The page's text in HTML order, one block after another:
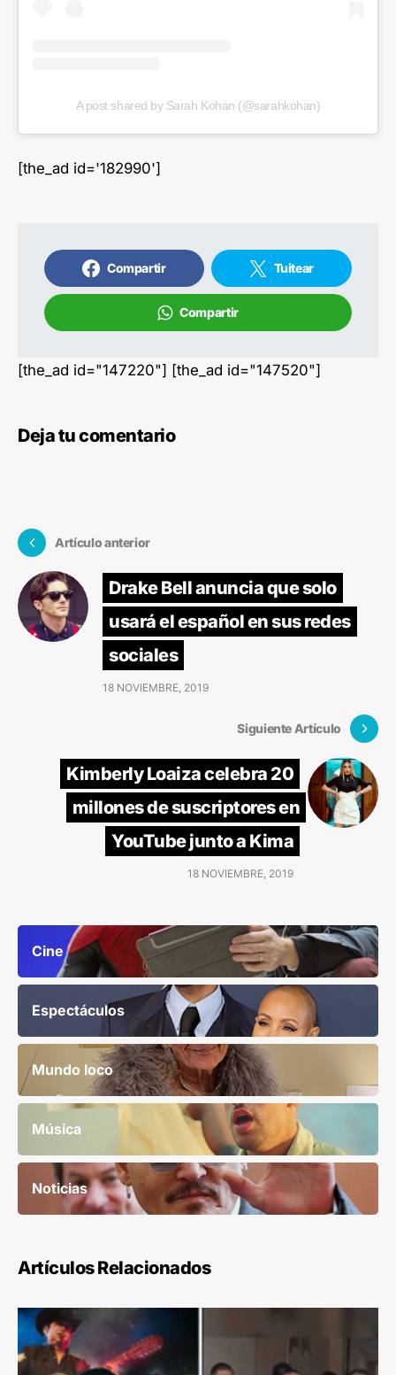
A post shared by Sarah Kohan (@sarahkohan)
[the_ad id='182990']
Compartir Tuitear
Compartir
[the_ad id="147220"] [the_ad id="147520"]
Deja tu comentario
Artículo anterior
Drake Bell anuncia que solo
usará el español en sus redes
sociales
18 NOVIEMBRE, 2019
Siguiente Artículo
Kimberly Loaiza celebra 20
millones de suscriptores en
YouTube junto a Kima
18 NOVIEMBRE, 2019
Cine
Espectáculos
Mundo loco
Música
Noticias
Artículos Relacionados